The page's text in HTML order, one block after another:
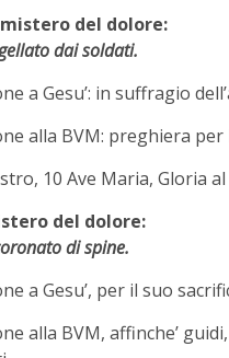
mistero del dolore:
dai soldati.
a Gesu’: in suffragio
alla BVM: preghiera
10 Ave Maria, Gloria al
del dolore:
di spine.
a Gesu’, per il suo
alla BVM, affinche’